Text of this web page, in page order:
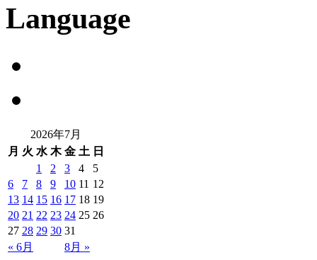
Language
2026年7月
月 火 水 木 金 土 日
« 6月 8月 »
1 2 3 4
5
6
7 8 9 10 11 12
13 14 15 16 17 18 19
20 21 22 23 24 25 26
27 28 29 30 31